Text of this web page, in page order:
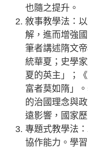
也隨之提升。
敘事教學法：
解，進而增強
筆者講述隋文
統華夏；史學
夏的英主」；
富者莫如隋」
的治國理念與
遠影響，國家
專題式教學法
協作能力。學